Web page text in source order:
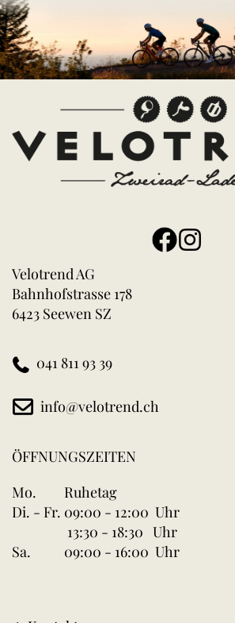
Velotrend AG
Bahnhofstrasse 178
6423 Seewen SZ
041 811 93 39
info@velotrend.ch
ÖFFNUNGSZEITEN
Mo.
Ruhetag
Di. - Fr. 09:00 - 12:00 Uhr
13:30 - 18:30 Uhr
Sa.
09:00 - 16:00 Uhr